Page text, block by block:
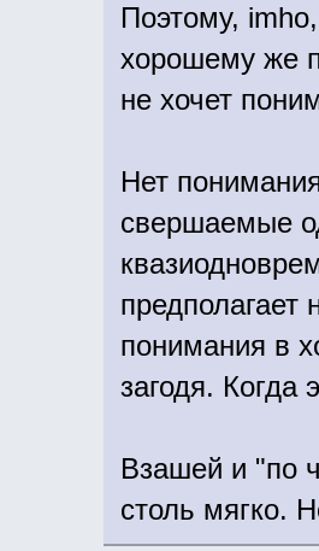
Поэтому,
хорошему же
не хочет
Нет
свершаемые
предполагает
понимания в
загодя. Когда
Взашей и "по
столь мягко.